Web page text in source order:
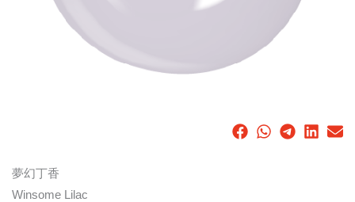
夢幻丁香
Winsome Lilac